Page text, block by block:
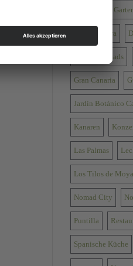
Botanischer
Come mi gira
Digital Nomads
Gran Canaria
Jardín Botánico
Kanaren
Las Palmas
Los Tilos de Moya
Nomad City
Puntilla
Spanische Küche